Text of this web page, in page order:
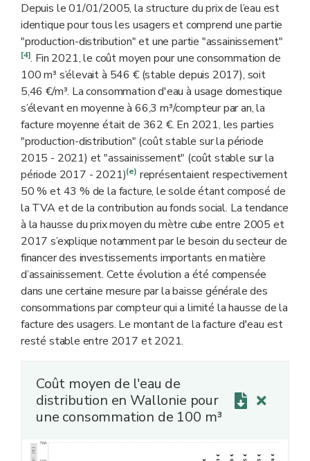
Depuis le 01/01/2005, la structure du prix de l’eau est
identique pour tous les usagers et comprend une partie
"production-distribution" et une partie "assainissement"
[4]. Fin 2021, le coût moyen pour une consommation de
100 m³ s’élevait à 546 € (stable depuis 2017), soit
5,46 €/m³. La consommation d'eau à usage domestique
s’élevant en moyenne à 66,3 m³/compteur par an, la
facture moyenne était de 362 €. En 2021, les parties
"production-distribution" (coût stable sur la période
2015 - 2021) et "assainissement" (coût stable sur la
période 2017 - 2021)(e) représentaient respectivement
50 % et 43 % de la facture, le solde étant composé de
la TVA et de la contribution au fonds social. La tendance
à la hausse du prix moyen du mètre cube entre 2005 et
2017 s’explique notamment par le besoin du secteur de
financer des investissements importants en matière
d’assainissement. Cette évolution a été compensée
dans une certaine mesure par la baisse générale des
consommations par compteur qui a limité la hausse de la
facture des usagers. Le montant de la facture d'eau est
resté stable entre 2017 et 2021.
Coût moyen de l'eau de
distribution en Wallonie pour
une consommation de 100 m³